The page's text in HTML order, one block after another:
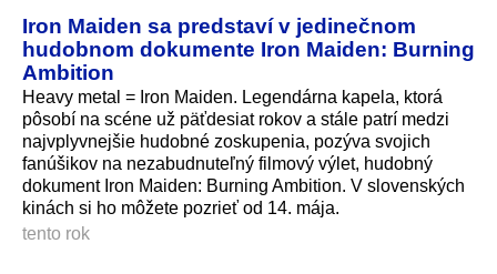
Iron Maiden sa predstaví v jedinečnom
hudobnom dokumente Iron Maiden: Burning
Ambition
Heavy metal = Iron Maiden. Legendárna kapela, ktorá
pôsobí na scéne už päťdesiat rokov a stále patrí medzi
najvplyvnejšie hudobné zoskupenia, pozýva svojich
fanúšikov na nezabudnuteľný filmový výlet, hudobný
dokument Iron Maiden: Burning Ambition. V slovenských
kinách si ho môžete pozrieť od 14. mája.
tento rok